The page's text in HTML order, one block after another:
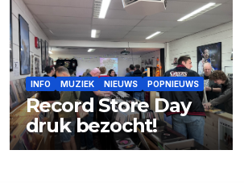
INFO MUZIEK NIEUWS POPNIEUWS
Record Store Day
druk bezocht!